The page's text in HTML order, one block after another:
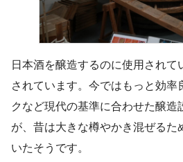
日本酒を醸造するのに使用され
されています。今ではもっと効率
クなど現代の基準に合わせた醸造
が、昔は大きな樽やかき混ぜるた
いたそうです。